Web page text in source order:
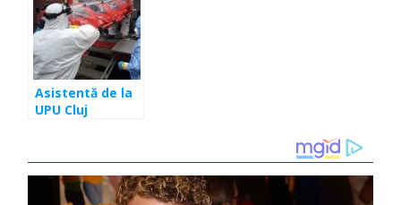
Asistentă de la
UPU Cluj
mulţi colegi, în
izolare!